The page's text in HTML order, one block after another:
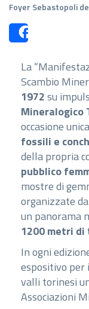
Foyer Sebastopoli
La
Scambio
1972su
Mineralogico
occasione
fossili e
della propria
pubblico
mostre di
organizzate da
un panorama
1200 metri
In ogni
espositivo per
valli torinesi
Associazioni